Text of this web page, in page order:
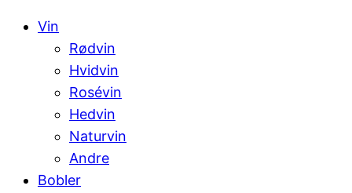
Vin
Rødvin
Hvidvin
Rosévin
Hedvin
Naturvin
Andre
Bobler